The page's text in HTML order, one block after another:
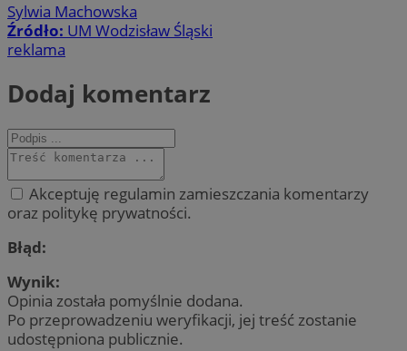
Sylwia Machowska
Źródło: UM Wodzisław Śląski
reklama
Dodaj komentarz
Akceptuję regulamin zamieszczania komentarzy
oraz politykę prywatności.
Błąd:
Wynik:
Opinia została pomyślnie dodana.
Po przeprowadzeniu weryfikacji, jej treść zostanie
udostępniona publicznie.